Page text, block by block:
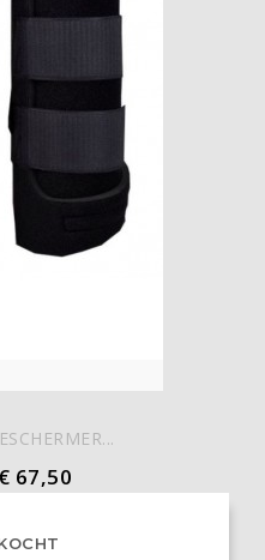
€ 67,50